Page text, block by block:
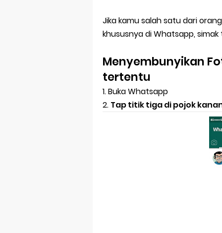
Jika kamu salah satu dari
khususnya di Whatsapp, simak
Menyembunyikan
tertentu
1. Buka Whatsapp
2. Tap titik tiga di pojok